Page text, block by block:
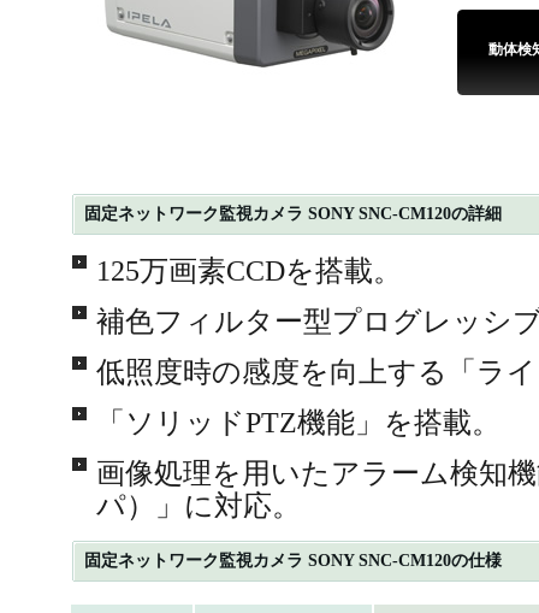
動体検
固定ネットワーク監視カメラ SONY SNC-CM120の詳細
125万画素CCDを搭載。
補色フィルター型プログレッシ
低照度時の感度を向上する「ラ
「ソリッドPTZ機能」を搭載。
画像処理を用いたアラーム検知
パ）」に対応。
固定ネットワーク監視カメラ SONY SNC-CM120の仕様